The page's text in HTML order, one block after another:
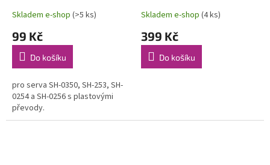
Skladem e-shop (>5 ks)
99 Kč
Do košíku
pro serva SH-0350, SH-253, SH-
0254 a SH-0256 s plastovými
převody.
Skladem e-shop (4 ks)
399 Kč
Do košíku